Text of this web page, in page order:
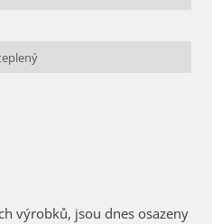
výrobků, jsou dnes osazeny